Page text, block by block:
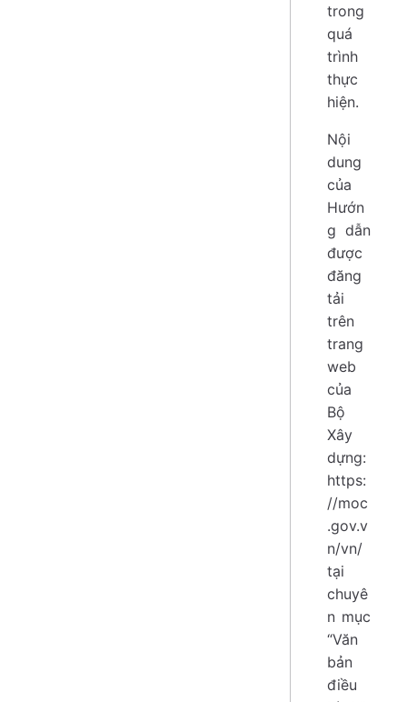
trong
quá
trình
thực
hiện.
Nội
dung
của
Hướn
g dẫn
được
đăng
tải
trên
trang
web
của
Bộ
Xây
dựng:
https:
//moc
.gov.v
n/vn/
tại
chuyê
n mục
“Văn
bản
điều